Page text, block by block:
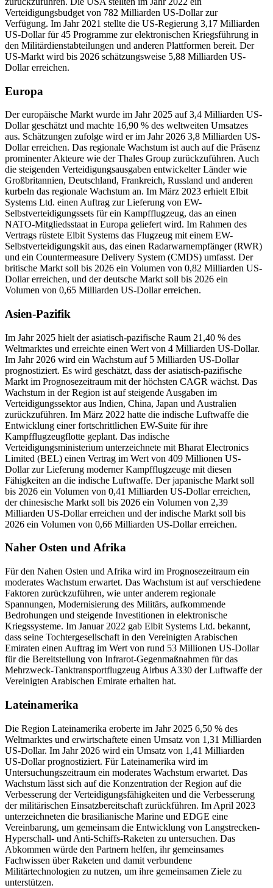
Verteidigungsbudget von 782 Milliarden US-Dollar zur
Verfügung. Im Jahr 2021 stellte die US-Regierung 3,17 Milliarden
US-Dollar für 45 Programme zur elektronischen Kriegsführung in
den Militärdienstabteilungen und anderen Plattformen bereit. Der
US-Markt wird bis 2026 schätzungsweise 5,88 Milliarden US-
Dollar erreichen.
Europa
Der europäische Markt wurde im Jahr 2025 auf 3,4 Milliarden US-
Dollar geschätzt und machte 16,90 % des weltweiten Umsatzes
aus. Schätzungen zufolge wird er im Jahr 2026 3,8 Milliarden US-
Dollar erreichen. Das regionale Wachstum ist auch auf die Präsenz
prominenter Akteure wie der Thales Group zurückzuführen. Auch
die steigenden Verteidigungsausgaben entwickelter Länder wie
Großbritannien, Deutschland, Frankreich, Russland und anderen
kurbeln das regionale Wachstum an. Im März 2023 erhielt Elbit
Systems Ltd. einen Auftrag zur Lieferung von EW-
Selbstverteidigungssets für ein Kampfflugzeug, das an einen
NATO-Mitgliedsstaat in Europa geliefert wird. Im Rahmen des
Vertrags rüstete Elbit Systems das Flugzeug mit einem EW-
Selbstverteidigungskit aus, das einen Radarwarnempfänger (RWR)
und ein Countermeasure Delivery System (CMDS) umfasst. Der
britische Markt soll bis 2026 ein Volumen von 0,82 Milliarden US-
Dollar erreichen, und der deutsche Markt soll bis 2026 ein
Volumen von 0,65 Milliarden US-Dollar erreichen.
Asien-Pazifik
Im Jahr 2025 hielt der asiatisch-pazifische Raum 21,40 % des
Weltmarktes und erreichte einen Wert von 4 Milliarden US-Dollar.
Im Jahr 2026 wird ein Wachstum auf 5 Milliarden US-Dollar
prognostiziert. Es wird geschätzt, dass der asiatisch-pazifische
Markt im Prognosezeitraum mit der höchsten CAGR wächst. Das
Wachstum in der Region ist auf steigende Ausgaben im
Verteidigungssektor aus Indien, China, Japan und Australien
zurückzuführen. Im März 2022 hatte die indische Luftwaffe die
Entwicklung einer fortschrittlichen EW-Suite für ihre
Kampfflugzeugflotte geplant. Das indische
Verteidigungsministerium unterzeichnete mit Bharat Electronics
Limited (BEL) einen Vertrag im Wert von 409 Millionen US-
Dollar zur Lieferung moderner Kampfflugzeuge mit diesen
Fähigkeiten an die indische Luftwaffe. Der japanische Markt soll
bis 2026 ein Volumen von 0,41 Milliarden US-Dollar erreichen,
der chinesische Markt soll bis 2026 ein Volumen von 2,39
Milliarden US-Dollar erreichen und der indische Markt soll bis
2026 ein Volumen von 0,66 Milliarden US-Dollar erreichen.
Naher Osten und Afrika
Für den Nahen Osten und Afrika wird im Prognosezeitraum ein
moderates Wachstum erwartet. Das Wachstum ist auf verschiedene
Faktoren zurückzuführen, wie unter anderem regionale
Spannungen, Modernisierung des Militärs, aufkommende
Bedrohungen und steigende Investitionen in elektronische
Kriegssysteme. Im Januar 2022 gab Elbit Systems Ltd. bekannt,
dass seine Tochtergesellschaft in den Vereinigten Arabischen
Emiraten einen Auftrag im Wert von rund 53 Millionen US-Dollar
für die Bereitstellung von Infrarot-Gegenmaßnahmen für das
Mehrzweck-Tanktransportflugzeug Airbus A330 der Luftwaffe der
Vereinigten Arabischen Emirate erhalten hat.
Lateinamerika
Die Region Lateinamerika eroberte im Jahr 2025 6,50 % des
Weltmarktes und erwirtschaftete einen Umsatz von 1,31 Milliarden
US-Dollar. Im Jahr 2026 wird ein Umsatz von 1,41 Milliarden
US-Dollar prognostiziert. Für Lateinamerika wird im
Untersuchungszeitraum ein moderates Wachstum erwartet. Das
Wachstum lässt sich auf die Konzentration der Region auf die
Verbesserung der Verteidigungsfähigkeiten und die Verbesserung
der militärischen Einsatzbereitschaft zurückführen. Im April 2023
unterzeichneten die brasilianische Marine und EDGE eine
Vereinbarung, um gemeinsam die Entwicklung von Langstrecken-
Hyperschall- und Anti-Schiffs-Raketen zu untersuchen. Das
Abkommen würde den Partnern helfen, ihr gemeinsames
Fachwissen über Raketen und damit verbundene
Militärtechnologien zu nutzen, um ihre gemeinsamen Ziele zu
unterstützen.